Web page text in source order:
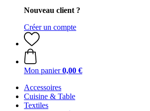
Nouveau client ?
Créer un compte
Mon panier 0,00 €
Accessoires
Cuisine & Table
Textiles